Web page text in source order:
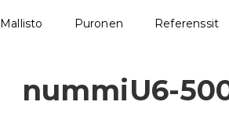
Mallisto Puronen Referenssit
nummiU6-